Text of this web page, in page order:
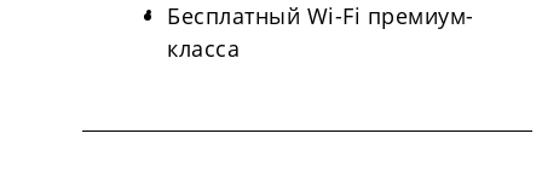
Бесплатный Wi-Fi премиум-
класса